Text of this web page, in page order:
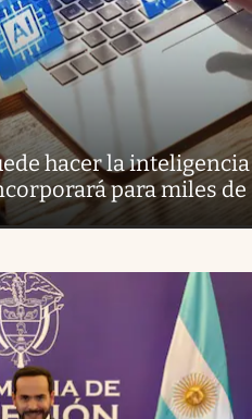
hacer la inteligencia
para miles de